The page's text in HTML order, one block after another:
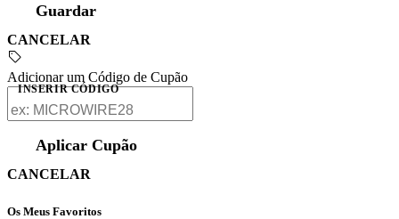
Guardar
CANCELAR
Adicionar um Código de Cupão
INSERIR CÓDIGO
Aplicar Cupão
CANCELAR
Os Meus Favoritos